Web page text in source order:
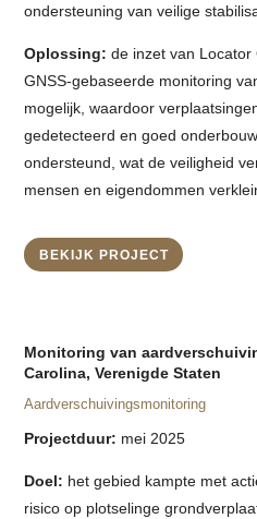
ondersteuning van veilige
Oplossing:de inzet van
GNSS-gebaseerde monitoring
mogelijk, waardoor
gedetecteerd en goed
ondersteund, wat de veiligheid
mensen en eigendommen
BEKIJK PROJECT
Monitoring van
Carolina, Verenigde Staten
Aardverschuivingsmonitoring
Projectduur: mei 2025
Doel: het gebied kampte met
risico op plotselinge